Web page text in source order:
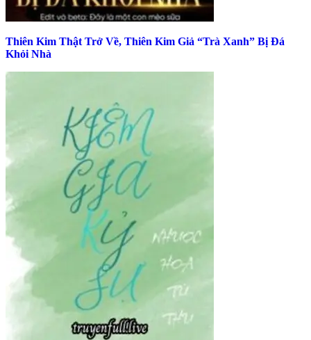
Thiên Kim Thật Trở Về, Thiên Kim Giả “Trà Xanh” Bị Đá
Khỏi Nhà